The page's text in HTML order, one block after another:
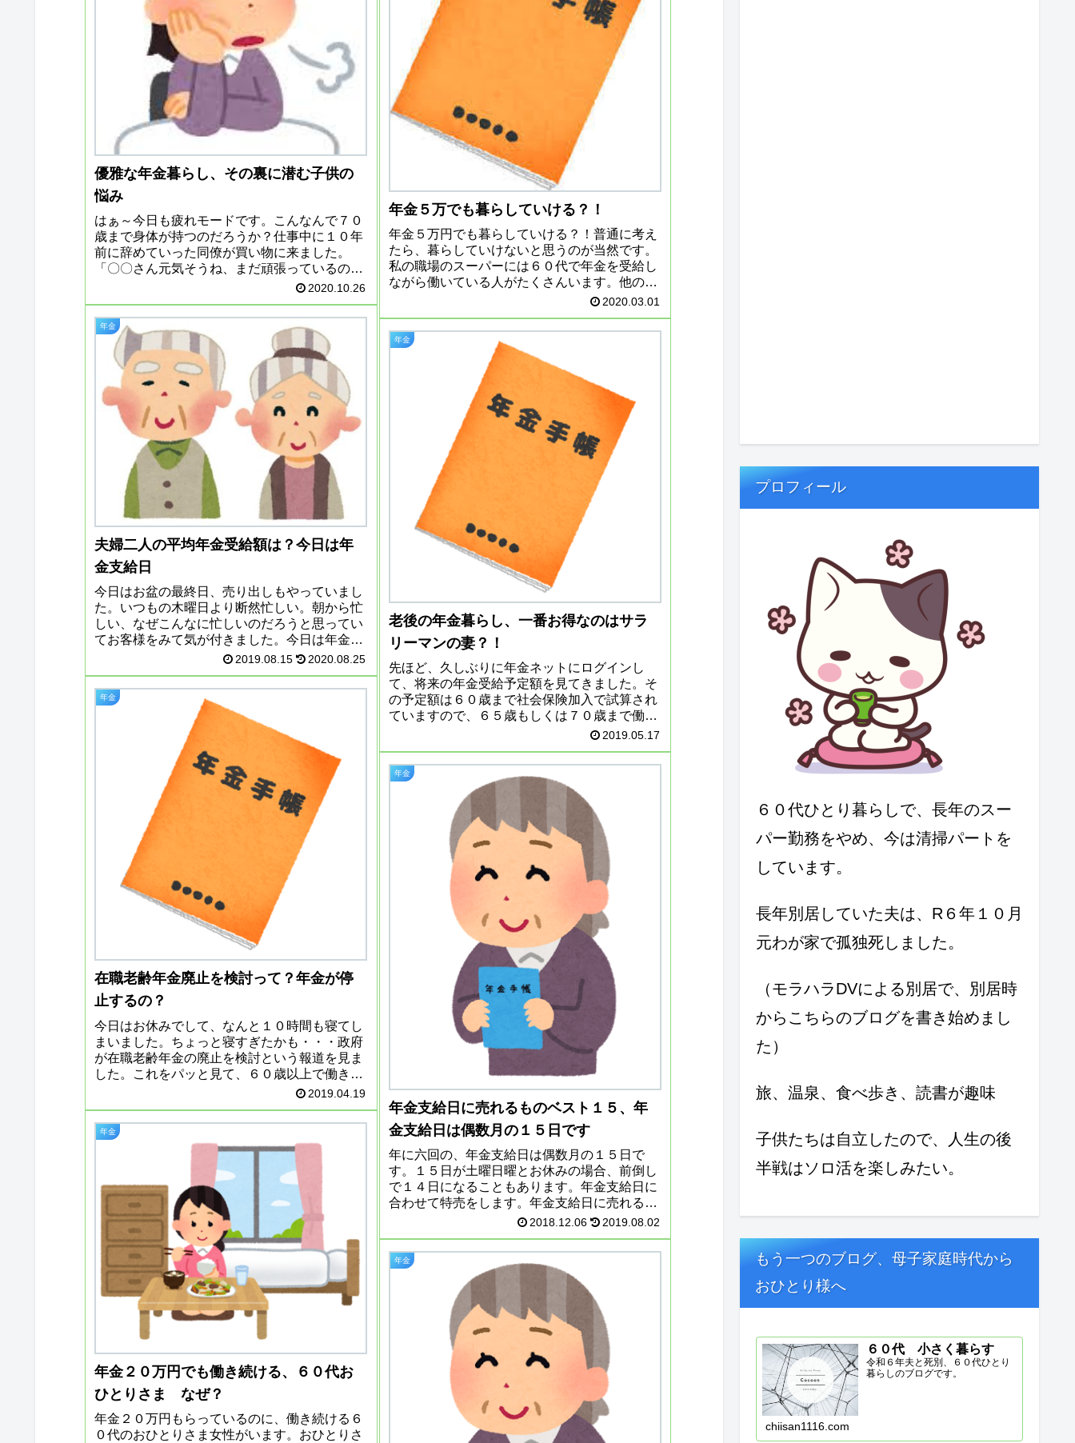
優雅な年金暮らし、その裏に潜む子供の
悩み
はぁ～今日も疲れモードです。こんなんで７０
歳まで身体が持つのだろうか？仕事中に１０年
前に辞めていった同僚が買い物に来ました。
「〇〇さん元気そうね、まだ頑張っているの
ね」と声をかけられたけれど、は？どなただか
2020.10.26
年金５万でも暮らしていける？！
年金５万円でも暮らしていける？！普通に考え
たら、暮らしていけないと思うのが当然です。
私の職場のスーパーには６０代で年金を受給し
ながら働いている人がたくさんいます。他の人
ってどれくらい年金をもらっているのだろうっ
2020.03.01
年金
夫婦二人の平均年金受給額は？今日は年
金支給日
今日はお盆の最終日、売り出しもやっていまし
た。いつもの木曜日より断然忙しい。朝から忙
しい、なぜこんなに忙しいのだろうと思ってい
てお客様をみて気が付きました。今日は年金支
給日でした。夫婦二人の平均年金支給額は？今
2019.08.15 2020.08.25
年金
老後の年金暮らし、一番お得なのはサラ
リーマンの妻？！
先ほど、久しぶりに年金ネットにログインし
て、将来の年金受給予定額を見てきました。そ
の予定額は６０歳まで社会保険加入で試算され
ていますので、６５歳もしくは７０歳まで働き
続ければ、もう少し増えるとは思いますが、何
2019.05.17
年金
在職老齢年金廃止を検討って？年金が停
止するの？
今日はお休みでして、なんと１０時間も寝てし
まいました。ちょっと寝すぎたかも・・・政府
が在職老齢年金の廃止を検討という報道を見ま
した。これをパッと見て、６０歳以上で働き続
けると年金が停止されてしまうの？じゃあ働か
2019.04.19
年金
年金支給日に売れるものベスト１５、年
金支給日は偶数月の１５日です
年に六回の、年金支給日は偶数月の１５日で
す。１５日が土曜日曜とお休みの場合、前倒し
で１４日になることもあります。年金支給日に
合わせて特売をします。年金支給日に売れるも
の、ベスト１５１位はお米です。新潟のこしひ
2018.12.06 2019.08.02
年金
年金２０万円でも働き続ける、６０代お
ひとりさま なぜ？
年金２０万円もらっているのに、働き続ける６
０代のおひとりさま女性がいます。おひとりさ
年金
プロフィール
６０代ひとり暮らしで、長年のスー
パー勤務をやめ、今は清掃パートを
しています。
長年別居していた夫は、R６年１０月
元わが家で孤独死しました。
（モラハラDVによる別居で、別居時
からこちらのブログを書き始めまし
た）
旅、温泉、食べ歩き、読書が趣味
子供たちは自立したので、人生の後
半戦はソロ活を楽しみたい。
もう一つのブログ、母子家庭時代から
おひとり様へ
６０代 小さく暮らす
令和６年夫と死別、６０代ひとり
暮らしのブログです。
chiisan1116.com